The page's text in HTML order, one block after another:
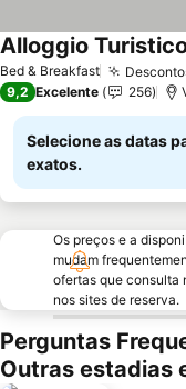
Bed & Breakfast
Alloggio
9,2 Excelente 256
Selecione as datas
exatos.
Os preços e a
mudam
ofertas que consulta
nos sites de reserva.
Perguntas
Outras estadias